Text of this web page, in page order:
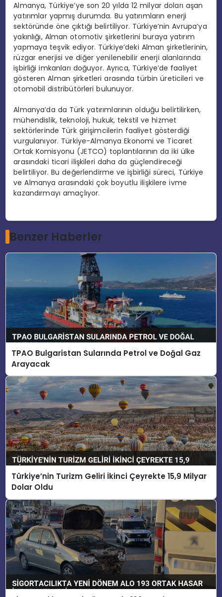
Almanya, Türkiye’ye son 20 yılda 12 milyar doları aşan
yatırımlar yapmış durumda. Bu yatırımların enerji
sektöründe öne çıktığı belirtiliyor. Türkiye’nin Avrupa’ya
yakınlığı, Alman otomotiv şirketlerini buraya yatırım
yapmaya teşvik ediyor. Türkiye’deki Alman şirketlerinin,
rüzgar enerjisi ve diğer yenilenebilir enerji alanlarında
işbirliği imkanları doğuyor. Ayrıca, Türkiye’de faaliyet
gösteren Alman şirketleri arasında türbin üreticileri ve
otomobil distribütörleri bulunuyor.
Almanya’da da Türk yatırımlarının olduğu belirtilirken,
mühendislik, teknoloji, hukuk, tekstil ve hizmet
sektörlerinde Türk girişimcilerin faaliyet gösterdiği
vurgulanıyor. Türkiye-Almanya Ekonomi ve Ticaret
Ortak Komisyonu (JETCO) toplantılarının da iki ülke
arasındaki ticari ilişkileri daha da güçlendireceği
belirtiliyor. Bu değerlendirme ve işbirliği süreci, Türkiye
ve Almanya arasındaki çok boyutlu ilişkilere ivme
kazandırmayı amaçlıyor.
Benzer Haberler
TPAO Bulgaristan Sularında Petrol ve Doğal Gaz
Arayacak
Türkiye’nin Turizm Geliri İkinci Çeyrekte 15,9 Milyar
Dolar Oldu